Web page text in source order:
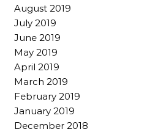
August 2019
July 2019
June 2019
May 2019
April 2019
March 2019
February 2019
January 2019
December 2018